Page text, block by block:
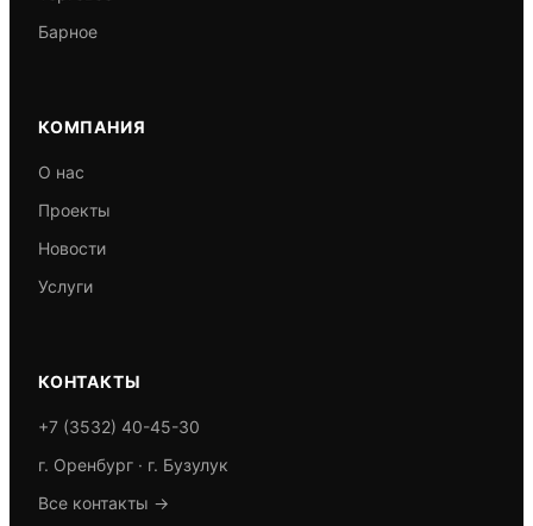
Барное
КОМПАНИЯ
О нас
Проекты
Новости
Услуги
КОНТАКТЫ
+7 (3532) 40-45-30
г. Оренбург · г. Бузулук
Все контакты →